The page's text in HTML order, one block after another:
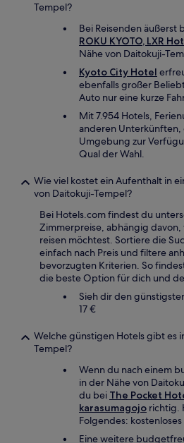
Tempel?
Bei Reisenden äußerst
ROKU KYOTO, LXR
Nähe von Daitokuji-
Kyoto City Hotel
ebenfalls großer
Auto nur eine kurze
Mit 7.954 Hotels,
anderen Unterkünften,
Umgebung zur
Qual der Wahl.
Wie viel kostet ein Aufenthalt in
von Daitokuji-Tempel?
Bei Hotels.com findest du
Zimmerpreise, abhängig
reisen möchtest. Sortiere die
einfach nach Preis und filtere
bevorzugten Kriterien. So
die beste Option für dich und
Sieh dir den
17 €
Welche günstigen Hotels gibt es
Tempel?
Wenn du nach einem
in der Nähe von
du bei The Pocket
karasumagojo richtig.
Folgendes:
Eine weitere